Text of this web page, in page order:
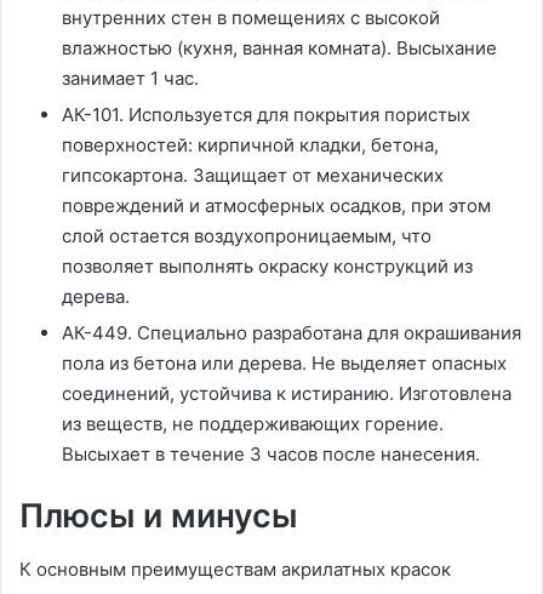
внутренних стен в помещениях с высокой
влажностью (кухня, ванная комната). Высыхание
занимает 1 час.
АК-101. Используется для покрытия пористых
поверхностей: кирпичной кладки, бетона,
гипсокартона. Защищает от механических
повреждений и атмосферных осадков, при этом
слой остается воздухопроницаемым, что
позволяет выполнять окраску конструкций из
дерева.
АК-449. Специально разработана для окрашивания
пола из бетона или дерева. Не выделяет опасных
соединений, устойчива к истиранию. Изготовлена
из веществ, не поддерживающих горение.
Высыхает в течение 3 часов после нанесения.
Плюсы и минусы
К основным преимуществам акрилатных красок